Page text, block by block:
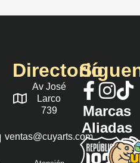
Directorio
Av José
Larco
739
ventas@cuyarts.com
Marcas
Aliadas